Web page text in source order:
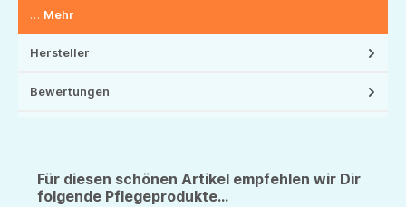
… Mehr
Hersteller
Bewertungen
Für diesen schönen Artikel empfehlen wir Dir
folgende Pflegeprodukte...